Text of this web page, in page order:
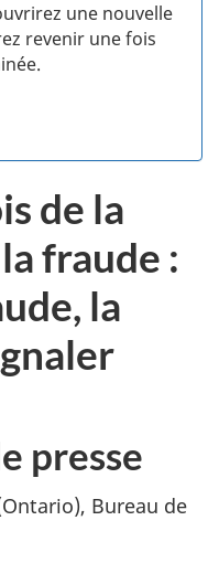
une nouvelle
revenir une fois
de la
fraude :
la
presse
Bureau de